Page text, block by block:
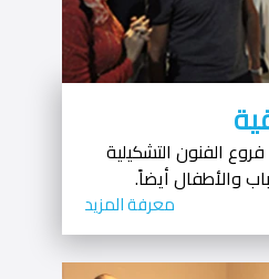
الفنون التشكيلية
والأطفال أيضاً.
معرفة المزيد